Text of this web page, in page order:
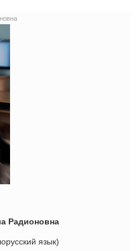
Радионовна
язык)